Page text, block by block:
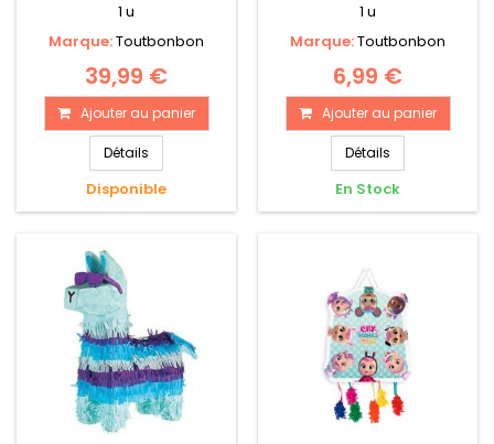
1 u
Marque:Toutbonbon
39,99 €
Ajouter au panier
Détails
Disponible
1 u
Marque:Toutbonbon
6,99 €
Ajouter au panier
Détails
En Stock